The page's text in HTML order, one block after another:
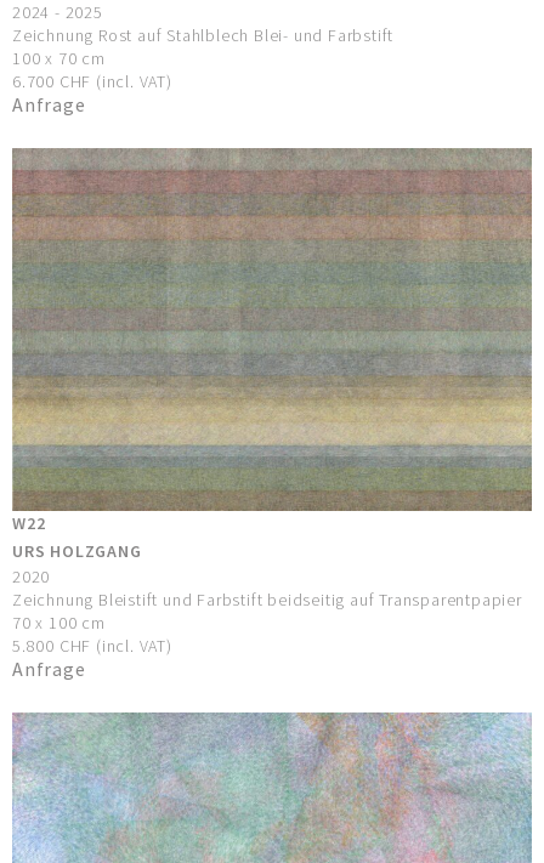
2024 - 2025
Zeichnung Rost auf Stahlblech Blei- und Farbstift
100 x 70 cm
6.700 CHF (incl. VAT)
Anfrage
W22
URS HOLZGANG
2020
Zeichnung Bleistift und Farbstift beidseitig auf Transparentpapier
70 x 100 cm
5.800 CHF (incl. VAT)
Anfrage